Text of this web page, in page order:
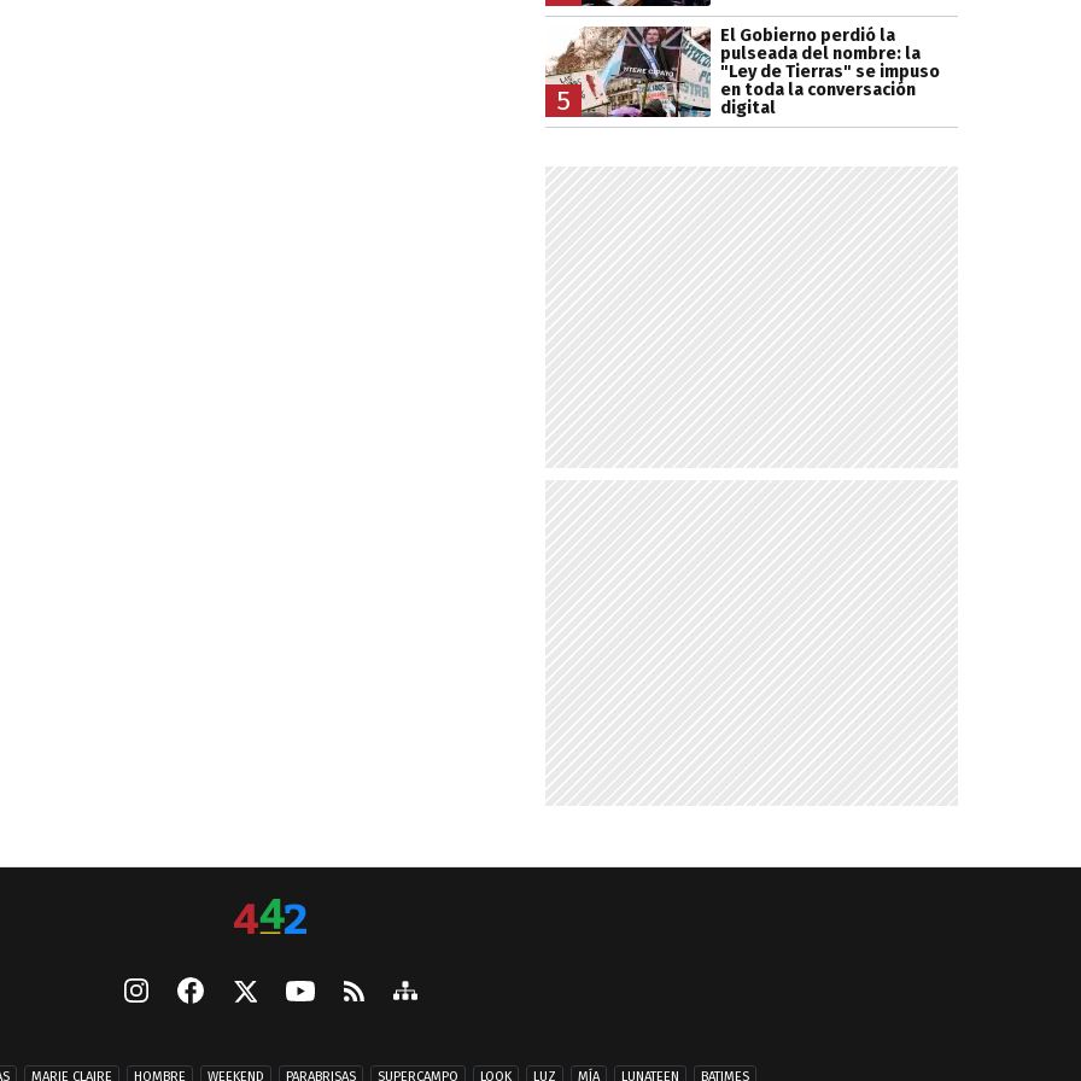
5
El Gobierno perdió la
pulseada del nombre: la
"Ley de Tierras" se impuso
en toda la conversación
digital
MARIE CLAIRE HOMBRE WEEKEND PARABRISAS SUPERCAMPO LOOK LUZ MÍA LUNATEEN BATIMES